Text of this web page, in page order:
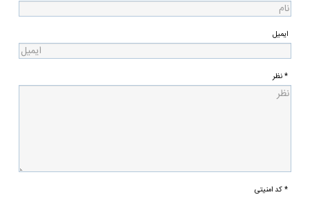
ایمیل
* نظر
* کد امنیتی